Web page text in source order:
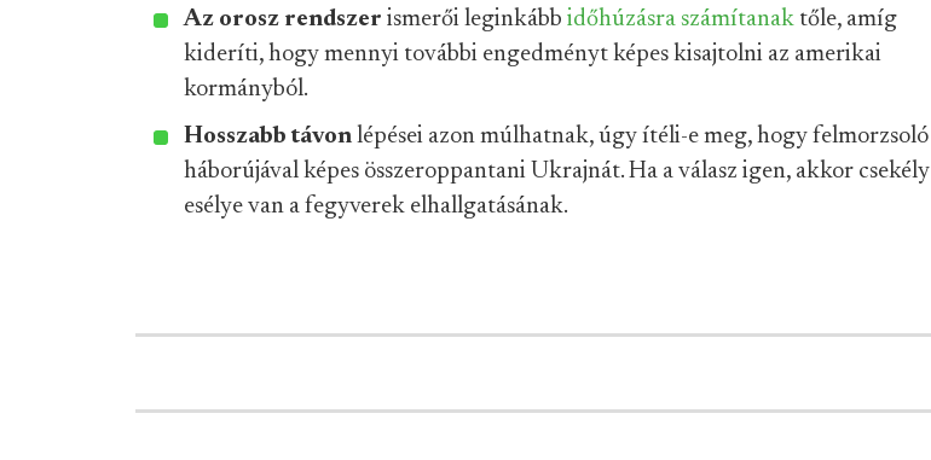
Az orosz rendszer ismerői leginkább időhúzásra számítanak tőle, amíg
kideríti, hogy mennyi további engedményt képes kisajtolni az amerikai
kormányból.
Hosszabb távon lépései azon múlhatnak, úgy ítéli-e meg, hogy felmorzsoló
háborújával képes összeroppantani Ukrajnát. Ha a válasz igen, akkor csekély
esélye van a fegyverek elhallgatásának.